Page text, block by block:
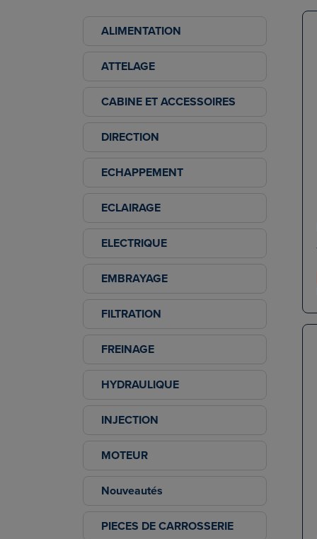
ALIMENTATION
ATTELAGE
CABINE ET ACCESSOIRES
DIRECTION
ECHAPPEMENT
ECLAIRAGE
ELECTRIQUE
EMBRAYAGE
FILTRATION
FREINAGE
HYDRAULIQUE
INJECTION
MOTEUR
Nouveautés
PIECES DE CARROSSERIE